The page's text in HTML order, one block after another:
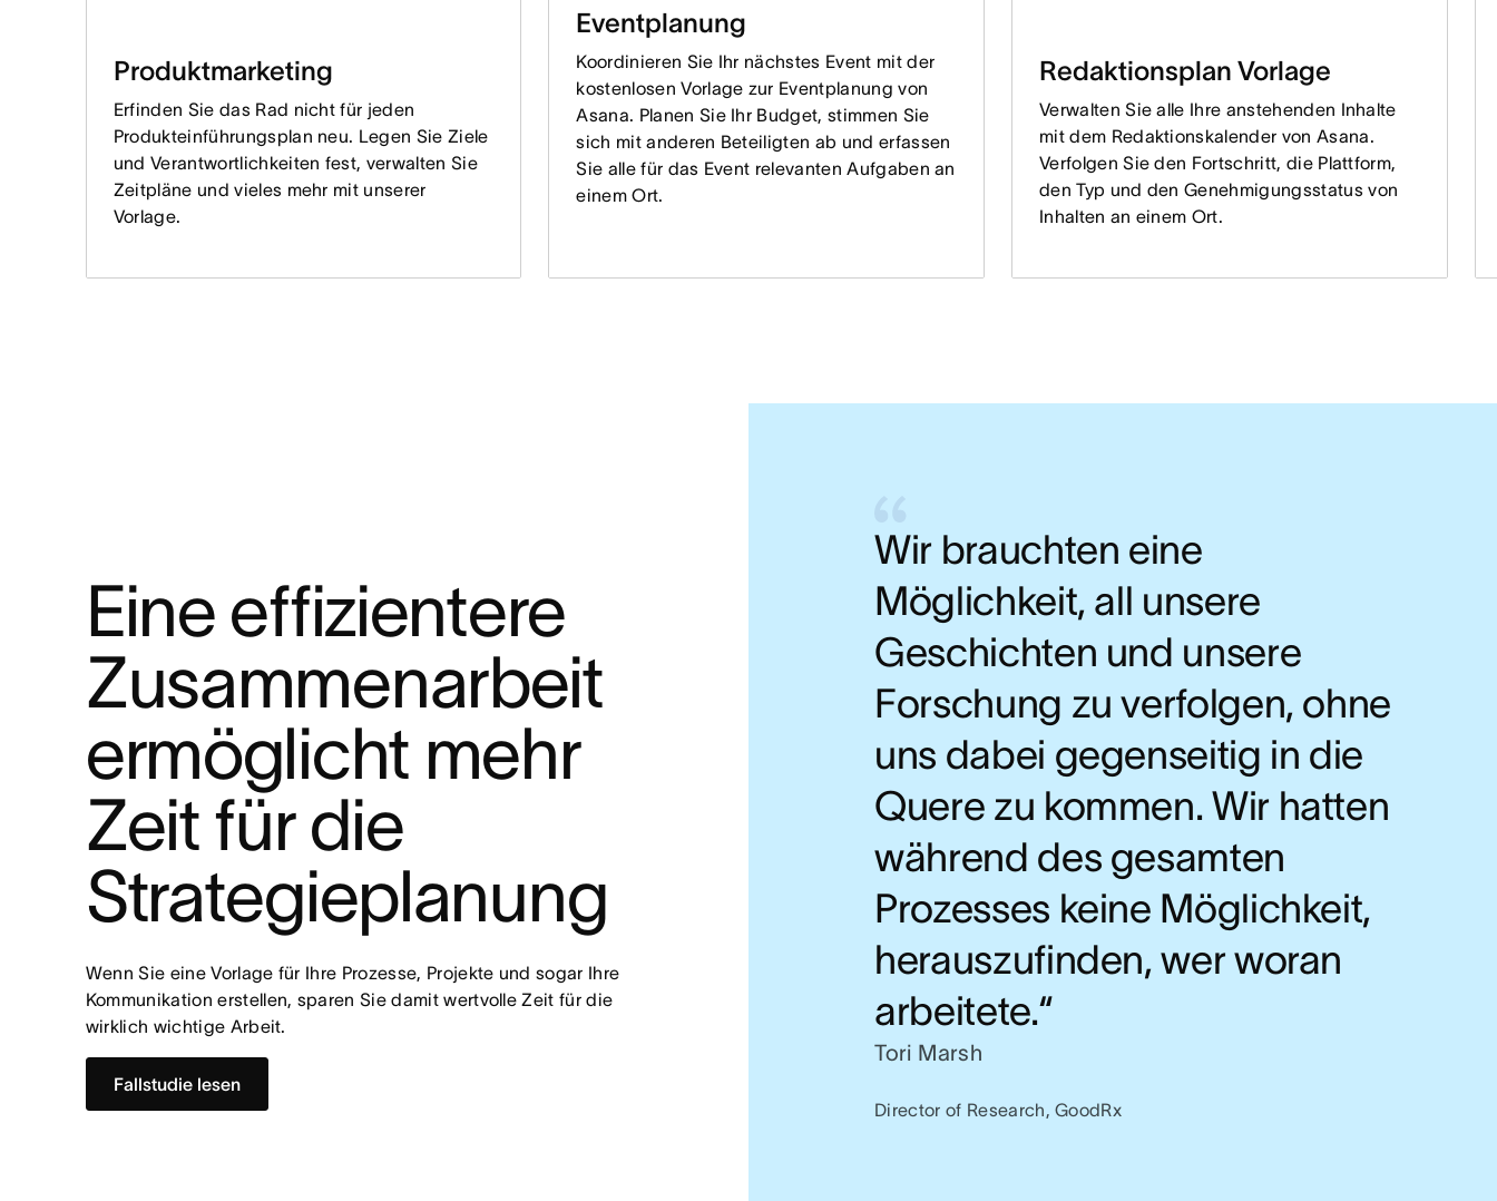
Produktmarketing
Erfinden Sie das Rad nicht für jeden
Produkteinführungsplan neu. Legen Sie Ziele
und Verantwortlichkeiten fest, verwalten Sie
Zeitpläne und vieles mehr mit unserer
Vorlage.
Eventplanung
Koordinieren Sie Ihr nächstes Event mit der
kostenlosen Vorlage zur Eventplanung von
Asana. Planen Sie Ihr Budget, stimmen Sie
sich mit anderen Beteiligten ab und erfassen
Sie alle für das Event relevanten Aufgaben an
einem Ort.
Redaktionsplan Vorlage
Verwalten Sie alle Ihre anstehenden Inhalte
mit dem Redaktionskalender von Asana.
Verfolgen Sie den Fortschritt, die Plattform,
den Typ und den Genehmigungsstatus von
Inhalten an einem Ort.
Wir brauchten eine
Möglichkeit, all unsere
Geschichten und unsere
Forschung zu verfolgen, ohne
uns dabei gegenseitig in die
Quere zu kommen. Wir hatten
während des gesamten
Prozesses keine Möglichkeit,
herauszufinden, wer woran
arbeitete.“
Tori Marsh
Director of Research, GoodRx
Eine effizientere
Zusammenarbeit
ermöglicht mehr
Zeit für die
Strategieplanung
Wenn Sie eine Vorlage für Ihre Prozesse, Projekte und sogar Ihre
Kommunikation erstellen, sparen Sie damit wertvolle Zeit für die
wirklich wichtige Arbeit.
Fallstudie lesen